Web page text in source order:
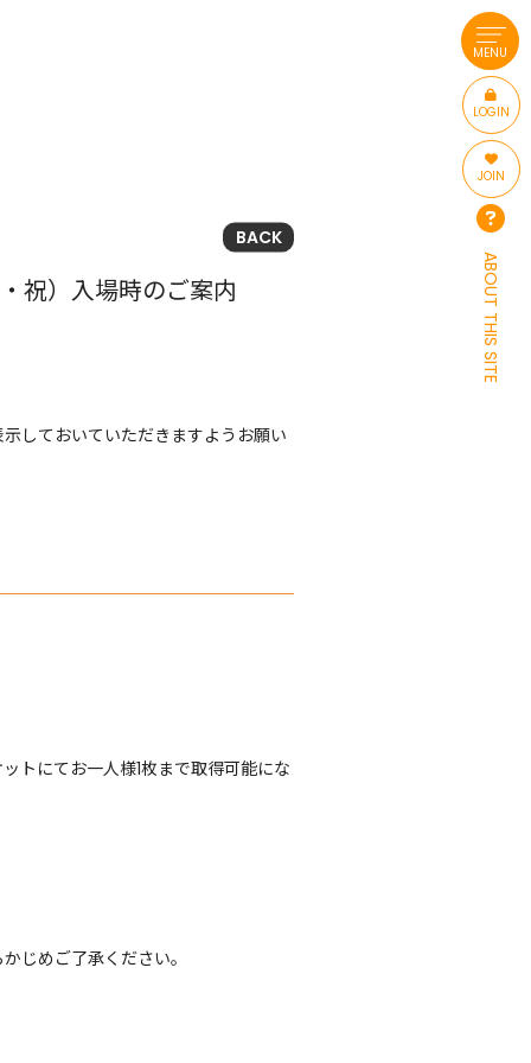
MENU
LOGIN
JOIN
ABOUT THIS SITE
BACK
祝）入場時のご案内
しておいていただきますようお願い
トにてお一人様1枚まで取得可能にな
じめご了承ください。